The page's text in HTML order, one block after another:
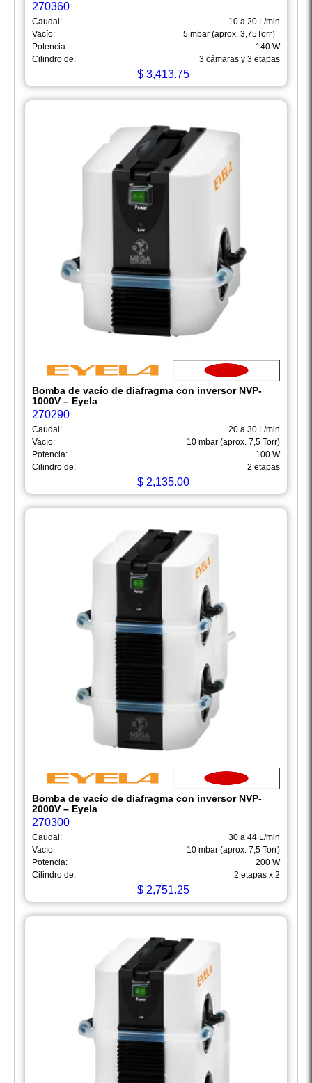
270360
Caudal:
10 a 20 L/min
Vacío:
5 mbar (aprox. 3,75Torr）
Potencia:
140 W
Cilindro de:
3 cámaras y 3 etapas
$3,413.75
Bomba de vacío de diafragma con inversor NVP-
1000V – Eyela
270290
Caudal:
20 a 30 L/min
Vacío:
10 mbar (aprox. 7,5 Torr)
Potencia:
100 W
Cilindro de:
2 etapas
$2,135.00
Bomba de vacío de diafragma con inversor NVP-
2000V – Eyela
270300
Caudal:
30 a 44 L/min
Vacío:
10 mbar (aprox. 7,5 Torr)
Potencia:
200 W
Cilindro de:
2 etapas x 2
$2,751.25